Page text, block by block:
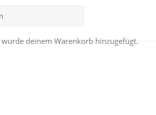
wurde deinem Warenkorb hinzugefügt.